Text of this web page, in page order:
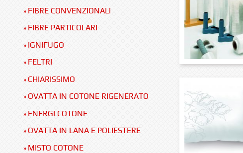
» FIBRE CONVENZIONALI
» FIBRE PARTICOLARI
» IGNIFUGO
» FELTRI
» CHIARISSIMO
» OVATTA IN COTONE RIGENERATO
» ENERGI COTONE
» OVATTA IN LANA E POLIESTERE
» MISTO COTONE